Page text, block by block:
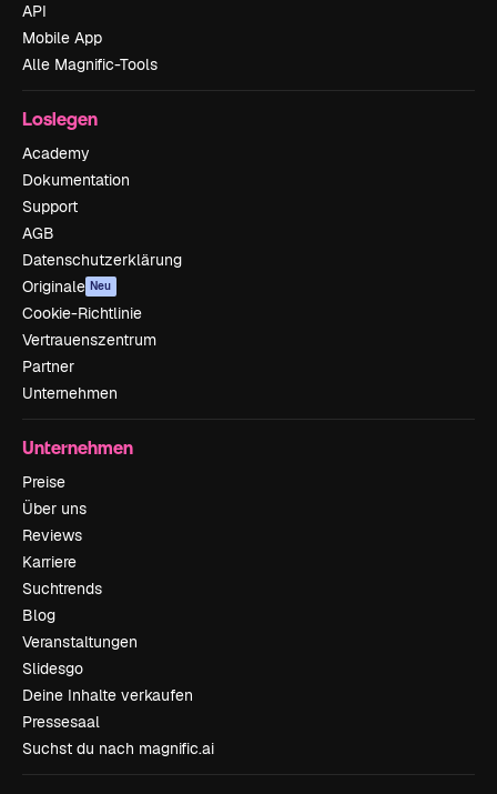
API
Mobile App
Alle Magnific-Tools
Loslegen
Academy
Dokumentation
Support
AGB
Datenschutzerklärung
Originale Neu
Cookie-Richtlinie
Vertrauenszentrum
Partner
Unternehmen
Unternehmen
Preise
Über uns
Reviews
Karriere
Suchtrends
Blog
Veranstaltungen
Slidesgo
Deine Inhalte verkaufen
Pressesaal
Suchst du nach magnific.ai